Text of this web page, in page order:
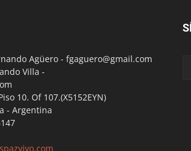
Agüero - fgaguero@gmail.com
Villa -
10. Of 107.(X5152EYN)
- Argentina